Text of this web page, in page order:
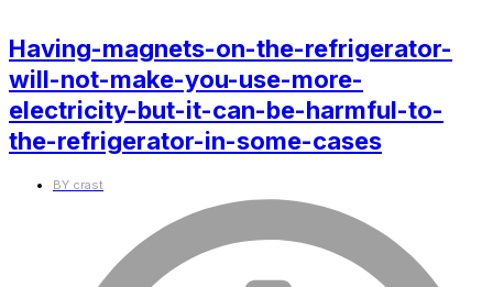
Having-magnets-on-the-refrigerator-
will-not-make-you-use-more-
electricity-but-it-can-be-harmful-to-
the-refrigerator-in-some-cases
BY crast